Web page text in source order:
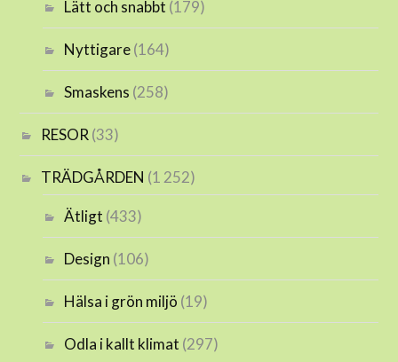
Lätt och snabbt (179)
Nyttigare(164)
Smaskens (258)
RESOR (33)
TRÄDGÅRDEN (1 252)
Ätligt (433)
Design (106)
Hälsa i grön miljö (19)
Odla i kallt klimat (297)